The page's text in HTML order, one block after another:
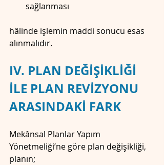
sağlanması
hâlinde işlemin maddi sonucu esas
alınmalıdır.
IV. PLAN DEĞİŞİKLİĞİ
İLE PLAN REVİZYONU
ARASINDAKİ FARK
Mekânsal Planlar Yapım
Yönetmeliği’ne göre plan değişikliği,
planın;